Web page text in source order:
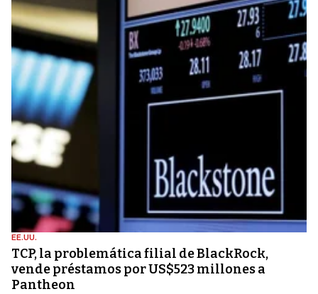
EE.UU.
TCP, la problemática filial de BlackRock,
vende préstamos por US$523 millones a
Pantheon